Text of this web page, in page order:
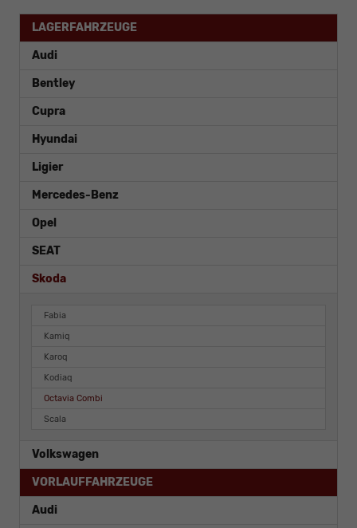
LAGERFAHRZEUGE
Audi
Bentley
Cupra
Hyundai
Ligier
Mercedes-Benz
Opel
SEAT
Skoda
Fabia
Kamiq
Karoq
Kodiaq
Octavia Combi
Scala
Volkswagen
VORLAUFFAHRZEUGE
Audi